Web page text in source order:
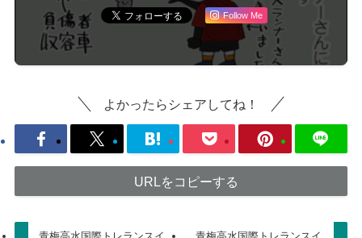
Follow Me
よかったらシェアしてね！
URLをコピーする